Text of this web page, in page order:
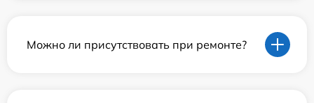
Можно ли присутствовать при ремонте?